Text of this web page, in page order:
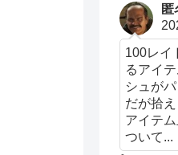
匿
100レイ
るアイ
シュが
だが拾
アイテ
ついて...